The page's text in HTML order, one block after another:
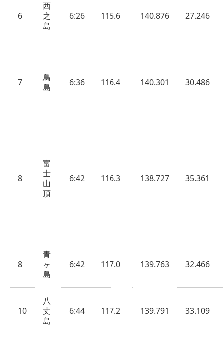
6
西
之
島
6:26 115.6 140.876 27.246
7
鳥
島
6:36 116.4 140.301 30.486
8
富
士
山
頂
6:42 116.3 138.727 35.361
8
青
ヶ
島
6:42 117.0 139.763 32.466
10
八
丈
島
6:44 117.2 139.791 33.109